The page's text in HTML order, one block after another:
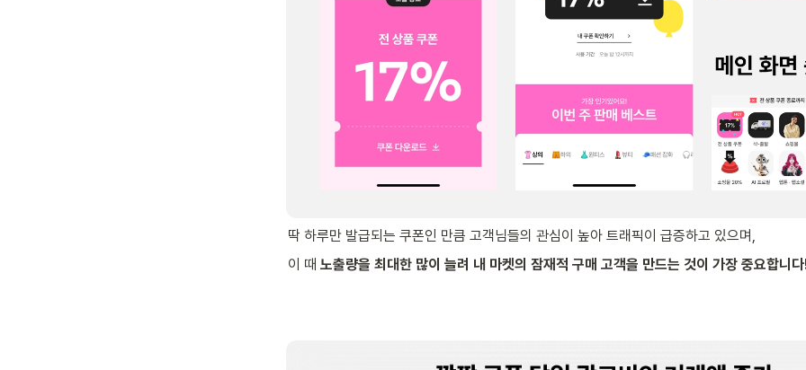
딱 하루만 발급되는 쿠폰인 만큼 고객님들의 관심이 높아 트래픽이 급증하고 있으며,
이 때 노출량을 최대한 많이 늘려 내 마켓의 잠재적 구매 고객을 만드는 것이 가장 중요합니